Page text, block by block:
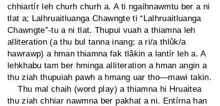
chhiartír leh churh churh a. A ti ngaihnawmtu ber a ni
tlat a; Lalhruaitluanga Chawngte ti “Lalhruai­tluanga
Chawngte”-tu a ni tlat. Thupui vuah a thiamna leh
alliteration (a thu bul tanna inang; a ri/a thlûk/a
hawrawp) a hman thiamna fak tlâkin a lantír leh a. A
lehkhabu tam ber hminga alliteration a hman angin a
thu ziah thupuiah pawh a hmang uar tho—mawi takin.
Thu mal chaih (word play) a thiamna hi Hruaitea
thu ziah chhiar nawmna ber pakhat a ni. Entírna han